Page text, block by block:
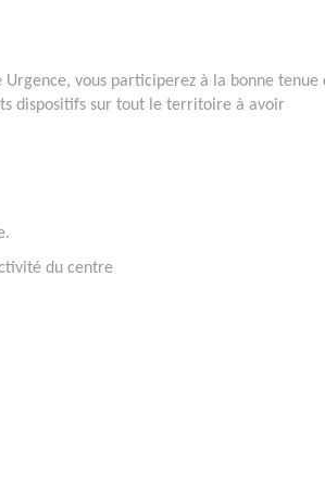
vous participerez à la bonne tenue
dispositifs sur tout le territoire à avoir
du centre